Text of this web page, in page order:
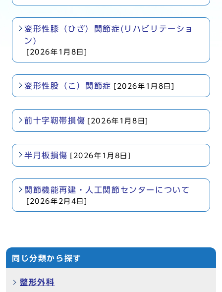
変形性膝（ひざ）関節症(リハビリテーショ
ン)
[2026年1月8日]
変形性股（こ）関節症 [2026年1月8日]
前十字靭帯損傷 [2026年1月8日]
半月板損傷 [2026年1月8日]
関節機能再建・人工関節センターについて
[2026年2月4日]
同じ分類から探す
整形外科